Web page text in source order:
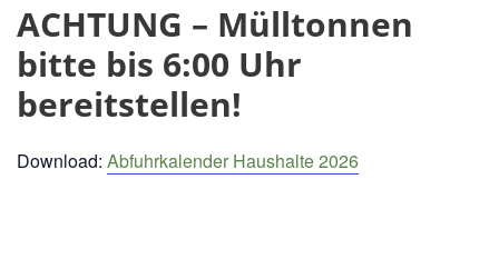
ACHTUNG – Mülltonnen
bitte bis 6:00 Uhr
bereitstellen!
Download: Abfuhrkalender Haushalte 2026